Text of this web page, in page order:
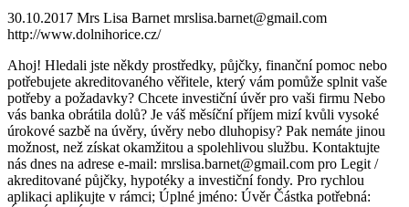
30.10.2017 Mrs Lisa Barnet mrslisa.barnet@gmail.com
http://www.dolnihorice.cz/
Ahoj! Hledali jste někdy prostředky, půjčky, finanční pomoc nebo
potřebujete akreditovaného věřitele, který vám pomůže splnit vaše
potřeby a požadavky? Chcete investiční úvěr pro vaši firmu Nebo
vás banka obrátila dolů? Je váš měsíční příjem mizí kvůli vysoké
úrokové sazbě na úvěry, úvěry nebo dluhopisy? Pak nemáte jinou
možnost, než získat okamžitou a spolehlivou službu. Kontaktujte
nás dnes na adrese e-mail: mrslisa.barnet@gmail.com pro Legit /
akreditované půjčky, hypotéky a investiční fondy. Pro rychlou
aplikaci aplikujte v rámci; Úplné jméno: Úvěr Částka potřebná: